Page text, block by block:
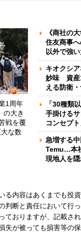
1周年
の大き
戦を覆
な数
《商社の
住友商事
以外で強
キオクシ
妙味 資産
える防衛
「30種類
手掛ける
コンセプ
急増する
Temu…本
現地人を
る内容はあくまでも投
判断と責任において行
ておりますが、記載さ
失が被っても損害等の